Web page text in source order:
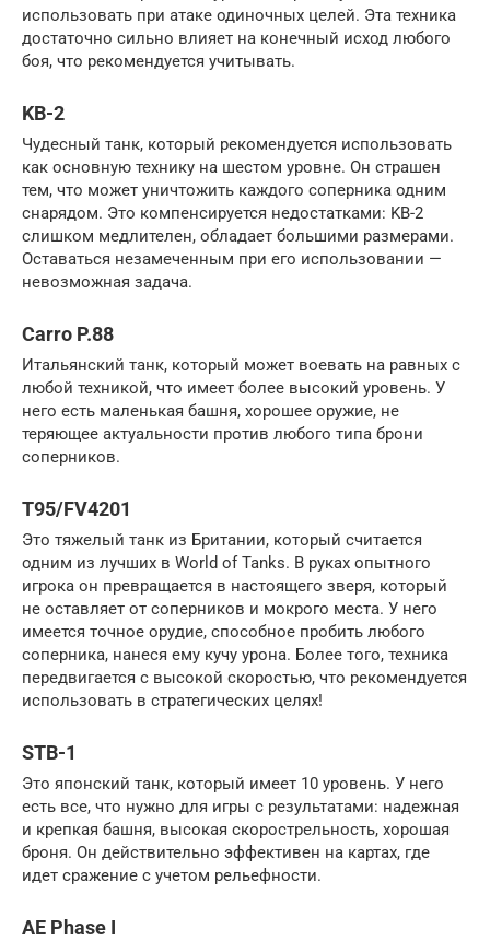
использовать при атаке одиночных целей. Эта техника
достаточно сильно влияет на конечный исход любого
боя, что рекомендуется учитывать.
KB-2
Чудесный танк, который рекомендуется использовать
как основную технику на шестом уровне. Он страшен
тем, что может уничтожить каждого соперника одним
снарядом. Это компенсируется недостатками: KB-2
слишком медлителен, обладает большими размерами.
Оставаться незамеченным при его использовании —
невозможная задача.
Carro P.88
Итальянский танк, который может воевать на равных с
любой техникой, что имеет более высокий уровень. У
него есть маленькая башня, хорошее оружие, не
теряющее актуальности против любого типа брони
соперников.
T95/FV4201
Это тяжелый танк из Британии, который считается
одним из лучших в World of Tanks. В руках опытного
игрока он превращается в настоящего зверя, который
не оставляет от соперников и мокрого места. У него
имеется точное орудие, способное пробить любого
соперника, нанеся ему кучу урона. Более того, техника
передвигается с высокой скоростью, что рекомендуется
использовать в стратегических целях!
STB-1
Это японский танк, который имеет 10 уровень. У него
есть все, что нужно для игры с результатами: надежная
и крепкая башня, высокая скорострельность, хорошая
броня. Он действительно эффективен на картах, где
идет сражение с учетом рельефности.
AE Phase I